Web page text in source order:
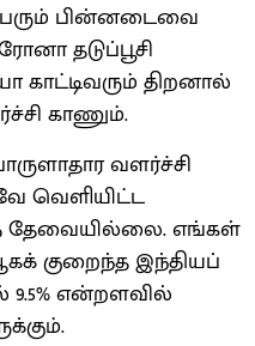
பின்னடைவை
தடுப்பூசி
காட்டிவரும் திறனால்
காணும்.
வளர்ச்சி
வெளியிட்ட
தேவையில்லை. எங்கள்
குறைந்த இந்தியப்
9.5% என்றளவில்